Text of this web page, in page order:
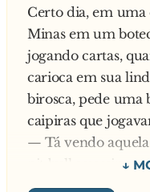
terceiro mineirinho
a poeira da roupa
- Bão, eu vô
Certo dia, em
Minas em um
jogando cartas,
carioca em sua
birosca, pede uma
caipiras que
— Tá vendo
pit bull assassino.
Um dos caipiras diz: